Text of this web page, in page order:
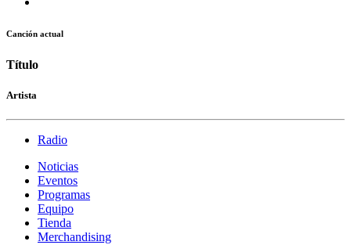
Canción actual
Título
Artista
Radio
Noticias
Eventos
Programas
Equipo
Tienda
Merchandising